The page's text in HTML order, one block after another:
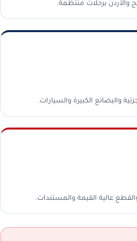
والأردن برحلات منتظمة.
والبضائع الكبيرة والسيارات.
عالية القيمة والمستندات.